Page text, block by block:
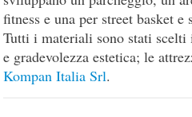
fitness e una per street basket e
Tutti i materiali sono stati scelti
e gradevolezza estetica; le
Kompan Italia Srl.